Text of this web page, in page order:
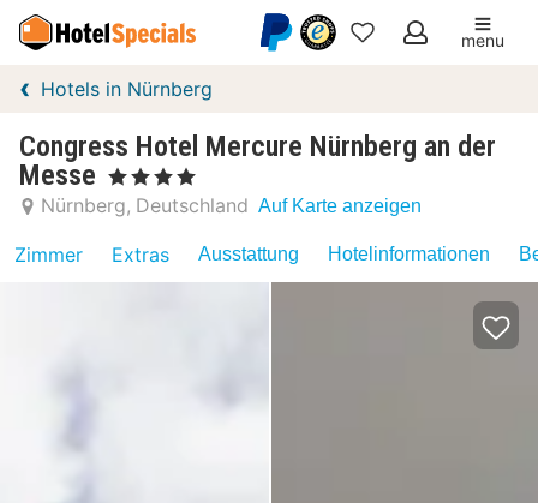
Meine
menu
Hotels in Nürnberg
Congress Hotel Mercure Nürnberg an der
Messe
, 4 Sterne
Nürnberg Deutschland Auf Karte anzeigen
Zimmer Extras Ausstattung Hotelinformationen